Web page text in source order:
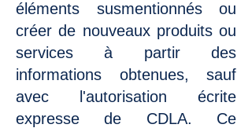
éléments susmentionnés ou
créer de nouveaux produits ou
services à partir des
informations obtenues, sauf
avec l'autorisation écrite
expresse de CDLA. Ce